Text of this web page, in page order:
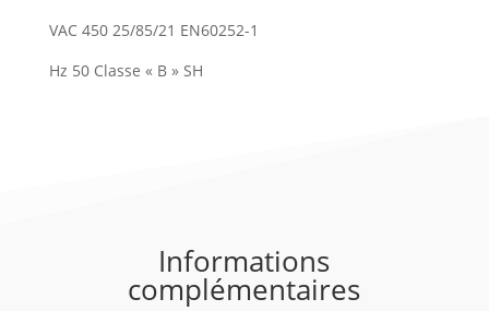
VAC 450 25/85/21 EN60252-1
Hz 50 Classe « B » SH
Informations
complémentaires